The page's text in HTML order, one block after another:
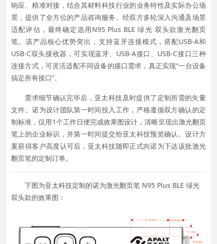
响应、精准对接，结合其材料科技行业的业务特性及实际办公场
景，提供了全方位的产品咨询服务。经双方多轮深入沟通及场景
适配评估，最终确定选用N95 Plus BLE 绿光 双头款激光翻页
笔。该产品核心优势突出，支持蓝牙连接模式，搭配USB-A和
USB-C双头接收器，可实现蓝牙、USB-A接口、USB-C接口三种
连接方式，可灵活适配不同设备的接口需求，真正实现“一台设备
搞定所有接口”。
需求细节确认完毕后，亚太科技及时提供了定制所需的矢量
文件。诺为设计团队第一时间投入工作，严格遵循双方确认的定
制标准，仅用1个工作日便完成效果图设计，清晰呈现出激光翻页
笔上的企业标识，并第一时间提交给亚太科技预览确认。设计方
案获得客户高度认可后，亚太科技随即正式向诺为下达该批激光
翻页笔的定制订单。
下图为亚太科技定制的诺为激光翻页笔 N95 Plus BLE 绿光
双头款的效果图：